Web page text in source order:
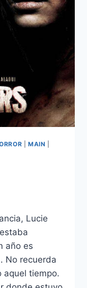
MAIN
Lucie
año es
No recuerda
aquel tiempo.